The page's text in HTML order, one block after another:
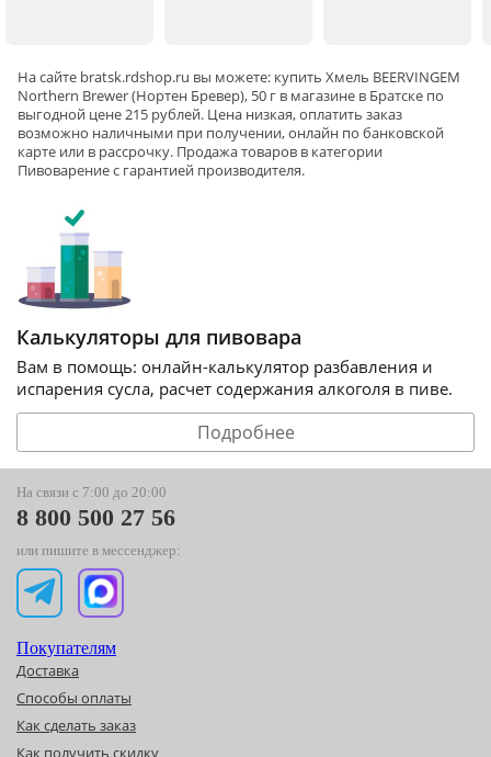
На сайте bratsk.rdshop.ru вы можете: купить Хмель BEERVINGEM
Northern Brewer (Нортен Бревер), 50 г в магазине в Братске по
выгодной цене 215 рублей. Цена низкая, оплатить заказ
возможно наличными при получении, онлайн по банковской
карте или в рассрочку. Продажа товаров в категории
Пивоварениес гарантией производителя.
Калькуляторы для пивовара
Вам в помощь: онлайн-калькулятор разбавления и
испарения сусла, расчет содержания алкоголя в пиве.
Подробнее
На связи с 7:00 до 20:00
8 800 500 27 56
или пишите в мессенджер:
Покупателям
Доставка
Способы оплаты
Как сделать заказ